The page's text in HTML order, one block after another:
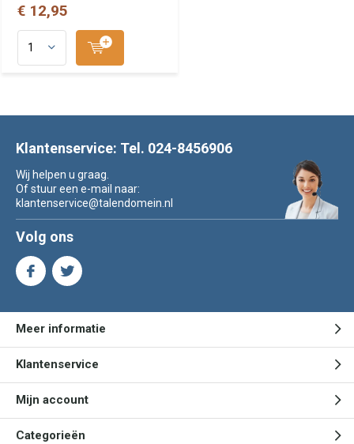
€ 12,95
Klantenservice: Tel. 024-8456906
Wij helpen u graag.
Of stuur een e-mail naar:
klantenservice@talendomein.nl
Volg ons
Meer informatie
Klantenservice
Mijn account
Categorieën